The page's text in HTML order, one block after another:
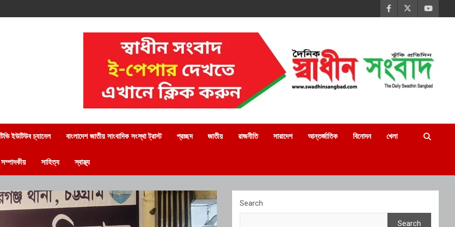
ইউটিউব চ্যানেল বাংলাদেশ জাতীয় সাংবাদিক সংস্থা ট্রাস্ট প্রচ্ছদ জাতীয় রাজনীতি সারাদেশ আন্তর্জাতিক বিনোদন খেলা
সম্পাদকীয় সাহিত্য স্বাস্থ্য
Search
Search